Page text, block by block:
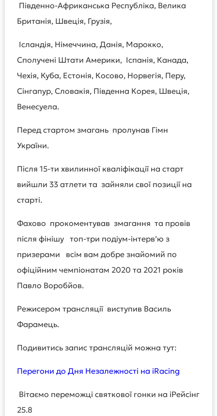
Південно-Африканська Республіка, Велика
Британія, Швеція, Грузія,
Ісландія, Німеччина, Данія, Марокко,
Сполучені Штати Америки, Іспанія, Канада,
Чехія, Куба, Естонія, Косово, Норвегія, Перу,
Сінгапур, Словакія, Південна Корея, Швеція,
Венесуела.
Перед стартом змагань пролунав Гімн
України.
Після 15-ти хвилинної кваліфікації на старт
вийшли 33 атлети та зайняли свої позиції на
старті.
Фахово прокоментував змагання та провів
після фінішу топ-три подіум-інтерв’ю з
призерами всім вам добре знайомий по
офіційним чемпіонатам 2020 та 2021 років
Павло Воробйов.
Режисером трансляції виступив Василь
Фарамець.
Подивитись запис трансляцій можна тут:
Перегони до Дня Незалежності на iRacing
Вітаємо переможці святкової гонки на іРейсінг
25.8